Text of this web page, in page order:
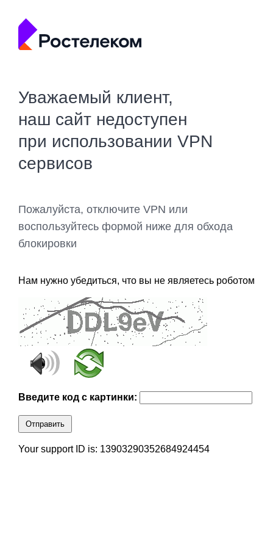
Уважаемый клиент,
наш сайт недоступен
при использовании VPN
сервисов
Пожалуйста, отключите VPN или
воспользуйтесь формой ниже для обхода
блокировки
Нам нужно убедиться, что вы не являетесь роботом
Введите код с картинки:
Отправить
Your support ID is: 13903290352684924454